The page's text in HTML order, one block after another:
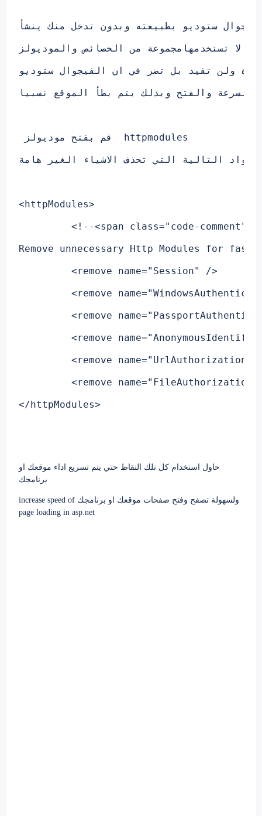
ستوديو بطبيعته وبدون تدخل منك ينشأ
مجموعة من الخصائص والموديولز لا تستخدمها
ولن تفيد بل تضر في ان الفيجوال ستوديو
قم بفتح موديولز httpmodules
<httpModules>
<!--<span class="code-comment">
Remove unnecessary Http Modules for
<remove name="Session"
/>
<remove name
<remove name
<remove name
<remove name="UrlAuthorization"
<remove name="FileAuthorization"
</httpModules>
حاول استخدام كل تلك النقاط حتي يتم تسريع اداء موقعك او
برنامجك
ولسهولة تصفح وفتح صفحات موقعك او برنامجكincrease speed of
page loading in asp.net